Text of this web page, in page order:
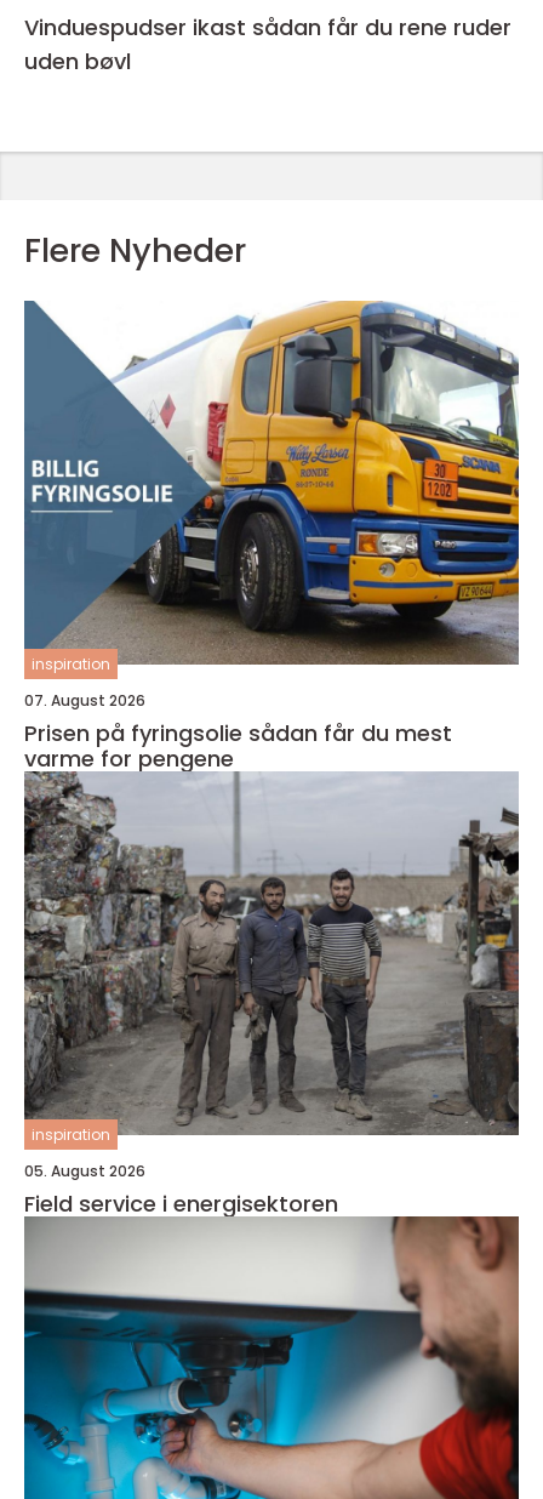
Vinduespudser ikast sådan får du rene ruder
uden bøvl
Flere Nyheder
inspiration
07. August 2026
Prisen på fyringsolie sådan får du mest
varme for pengene
inspiration
05. August 2026
Field service i energisektoren